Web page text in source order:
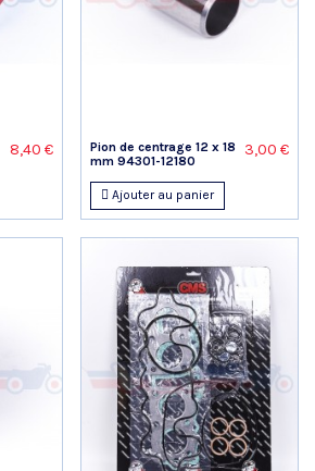
8,40 €
Pion de centrage 12 x 18
mm 94301-12180
3,00 €
Ajouter au panier